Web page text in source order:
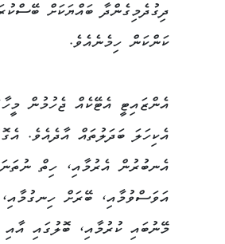
ދިގުދެމިގެންދާ ބައްޔަކަށް
ކަންކަން ހިމެނެއެވެ.
އެންޒައިޓީ އެޓޭކެއް ޖެހުމުން
އެކިހަލަ ބަދަލުތައް އާދެއެވެ.
އެނބުރުން އެރުމާއި، ހިތް
އަވަސްވުމާއި، ބޭރަށް
މޭނުބައި ކުރުމާއި، ބޮލުގައި އާއި